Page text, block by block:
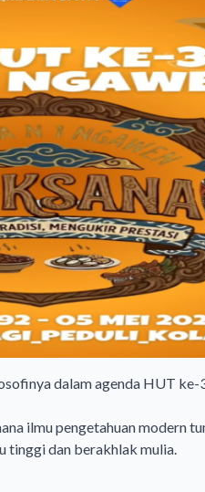
dalam agenda HUT ke-
ilmu pengetahuan modern
tinggi dan berakhlak mulia.